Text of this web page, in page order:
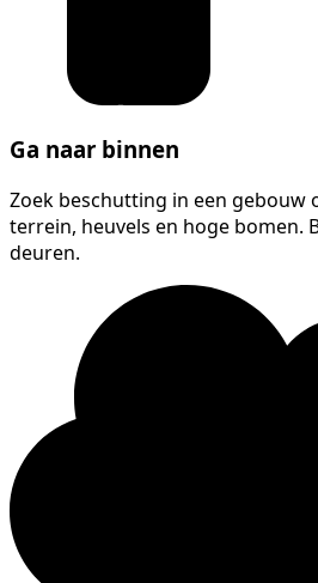
Ga naar binnen
Zoek beschutting in een gebouw
terrein, heuvels en hoge bomen.
deuren.